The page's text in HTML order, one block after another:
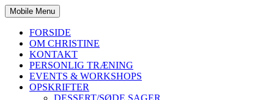
Mobile Menu
FORSIDE
OM CHRISTINE
KONTAKT
PERSONLIG TRÆNING
EVENTS & WORKSHOPS
OPSKRIFTER
DESSERT/SØDE SAGER